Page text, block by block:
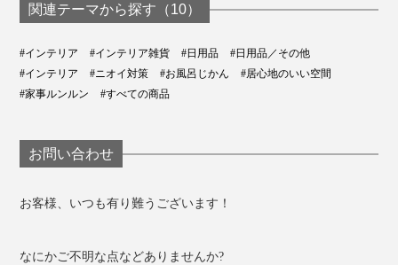
関連テーマから探す（10）
#インテリア #インテリア雑貨 #日用品
#日用品／その他
#インテリア
#ニオイ対策 #お風呂じかん
#居心地のいい空間
#家事ルンルン
#すべての商品
お問い合わせ
お客様、いつも有り難うございます！
なにかご不明な点などありませんか?